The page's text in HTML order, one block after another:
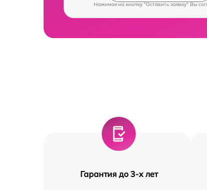
Нажимая на кнопку "Оставить заявку" Вы
Гарантия до 3-х лет